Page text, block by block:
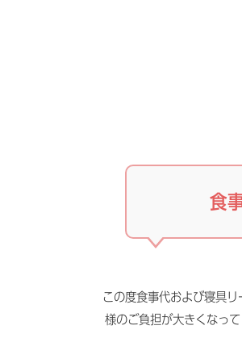
食
この度食事代および寝具
様のご負担が大きくなっ